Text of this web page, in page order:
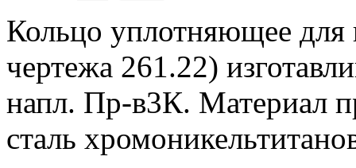
Кольцо уплотняющее для
чертежа 261.22)
напл. Пр-в3К. Материал
сталь